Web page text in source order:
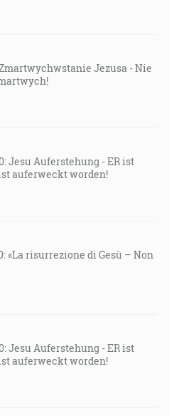
Jezusa - Nie
Jesu Auferstehung - ER ist
auferweckt worden!
«La risurrezione di Gesù – Non
Jesu Auferstehung - ER ist
auferweckt worden!